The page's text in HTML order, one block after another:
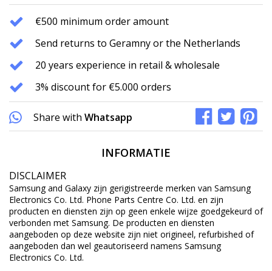
€500 minimum order amount
Send returns to Geramny or the Netherlands
20 years experience in retail & wholesale
3% discount for €5.000 orders
Share with Whatsapp
INFORMATIE
DISCLAIMER
Samsung and Galaxy zijn gerigistreerde merken van Samsung
Electronics Co. Ltd. Phone Parts Centre Co. Ltd. en zijn
producten en diensten zijn op geen enkele wijze goedgekeurd of
verbonden met Samsung. De producten en diensten
aangeboden op deze website zijn niet origineel, refurbished of
aangeboden dan wel geautoriseerd namens Samsung
Electronics Co. Ltd.